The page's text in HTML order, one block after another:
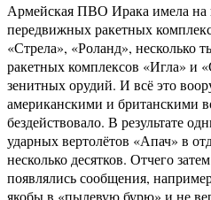
Армейская ПВО Ирака имела на
передвижных ракетных
«Стрела», «Роланд», несколько
ракетных комплексов «Игла» и
зенитных орудий. И всё это
американскими и британскими
бездействовало. В результате
ударных вертолётов «Апач» в
несколько десятков. Отчего
появлялись сообщения,